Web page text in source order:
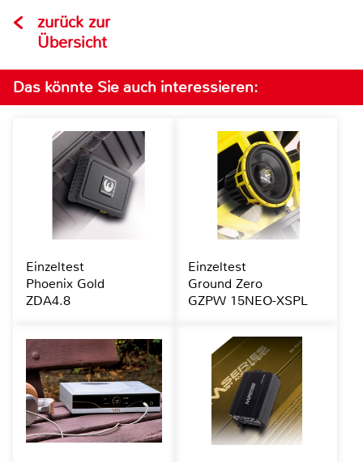
zurück zur
Übersicht
Das könnte Sie auch interessieren:
Einzeltest
Phoenix Gold
ZDA4.8
Einzeltest
Ground Zero
GZPW 15NEO-XSPL